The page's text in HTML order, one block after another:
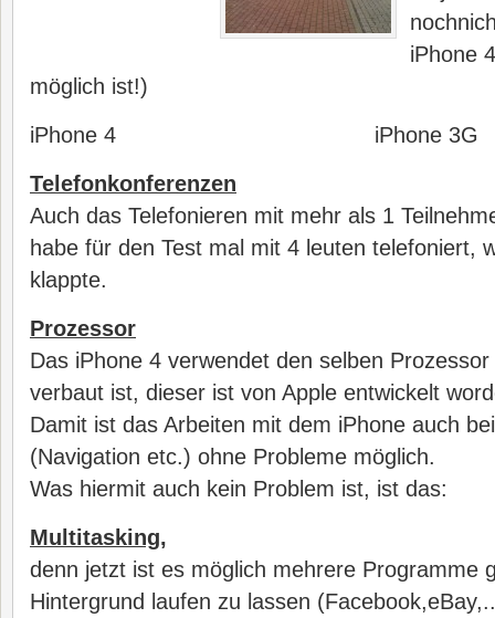
iPhone
möglich ist!)
iPhone 4 iPhone 3G
Telefonkonferenzen
Auch das Telefonieren mit mehr als 1
habe für den Test mal mit 4 leuten telefoniert,
klappte.
Prozessor
Das iPhone 4 verwendet den selben
verbaut ist, dieser ist von Apple entwickelt
Damit ist das Arbeiten mit dem iPhone auch
(Navigation etc.) ohne Probleme möglich.
Was hiermit auch kein Problem ist, ist das:
Multitasking,
denn jetzt ist es möglich mehrere Programme
Hintergrund laufen zu lassen